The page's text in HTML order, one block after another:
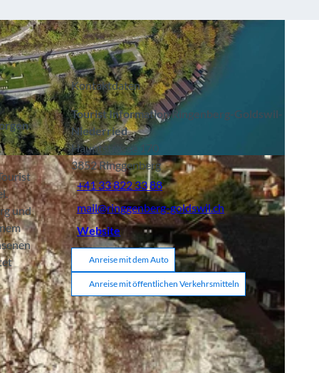
und
Kontaktdaten
Tourist Information Ringenberg-Goldswil-
Niederried
Hauptstrasse 170
3852Ringgenberg
+41 33 822 33 88
mail@ringgenberg-goldswil.ch
Website
Anreise mit dem Auto
Anreise mit öffentlichen Verkehrsmitteln